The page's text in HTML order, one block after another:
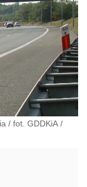
/ fot. GDDKiA /